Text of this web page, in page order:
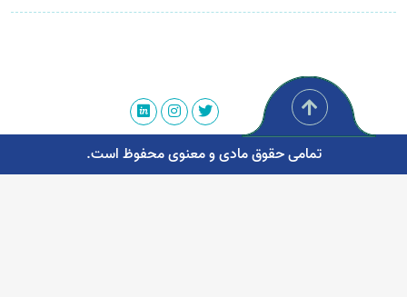
تمامی حقوق مادی و معنوی محفوظ است.